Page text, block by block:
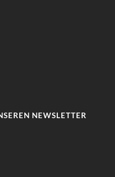
NEWSLETTER